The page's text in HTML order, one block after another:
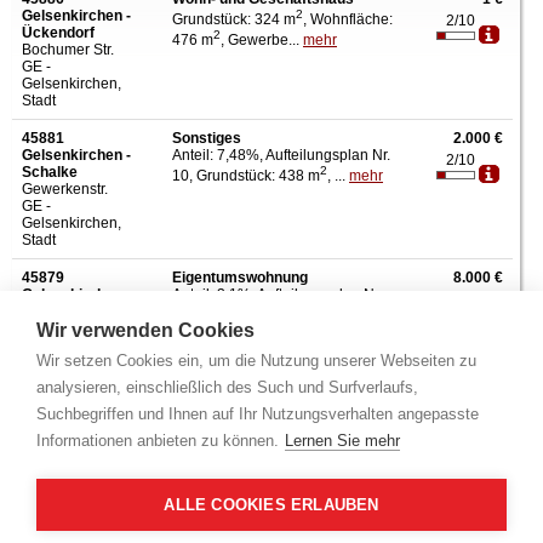
Wir verwenden Cookies
Wir setzen Cookies ein, um die Nutzung unserer Webseiten zu
analysieren, einschließlich des Such und Surfverlaufs,
Suchbegriffen und Ihnen auf Ihr Nutzungsverhalten angepasste
Informationen anbieten zu können. Lernen Sie mehr
ALLE COOKIES ERLAUBEN
Gelsenkirchen -
Ückendorf
Bochumer Str.
GE -
Gelsenkirchen,
Stadt
Grundstück: 324 m2, Wohnfläche:
476 m2, Gewerbe... mehr
2/10
45881
Gelsenkirchen -
Schalke
Gewerkenstr.
GE -
Gelsenkirchen,
Stadt
Sonstiges
Anteil: 7,48%, Aufteilungsplan Nr.
10, Grundstück: 438 m2, ... mehr
2.000 €
2/10
45879
Gelsenkirchen -
Josefstr.
Gelsenkirchen,
Eigentumswohnung
Anteil: 3,1%, Aufteilungsplan Nr.
mehr
8.000 €
45886
Gelsenkirchen -
Ückendorf
Grundstück
Grundstück: 2.100 m , nicht
mehr
8.500 €